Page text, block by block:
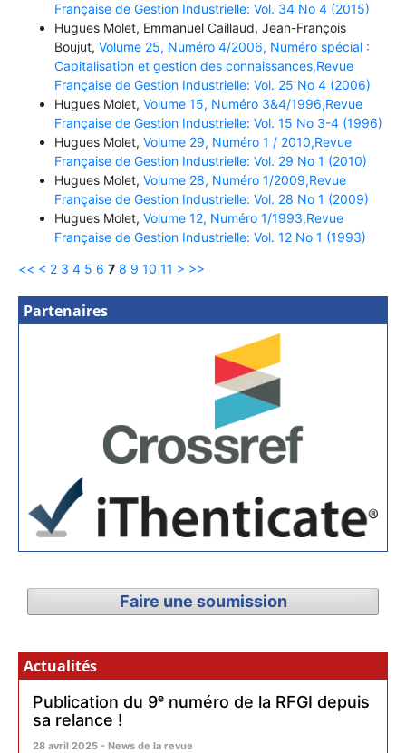
Française de Gestion Industrielle: Vol. 34 No 4 (2015)
Hugues Molet, Emmanuel Caillaud, Jean-François
Boujut, Volume 25, Numéro 4/2006, Numéro spécial :
Capitalisation et gestion des connaissances,Revue
Française de Gestion Industrielle: Vol. 25 No 4 (2006)
Hugues Molet, Volume 15, Numéro 3&4/1996,Revue
Française de Gestion Industrielle: Vol. 15 No 3-4 (1996)
Hugues Molet, Volume 29, Numéro 1 / 2010,Revue
Française de Gestion Industrielle: Vol. 29 No 1 (2010)
Hugues Molet, Volume 28, Numéro 1/2009,Revue
Française de Gestion Industrielle: Vol. 28 No 1 (2009)
Hugues Molet, Volume 12, Numéro 1/1993,Revue
Française de Gestion Industrielle: Vol. 12 No 1 (1993)
<< < 2 3 4 5 6 7 8 9 10 11 > >>
Partenaires
Faire une soumission
Actualités
Publication du 9ᵉ numéro de la RFGI depuis
sa relance !
28 avril 2025 - News de la revue